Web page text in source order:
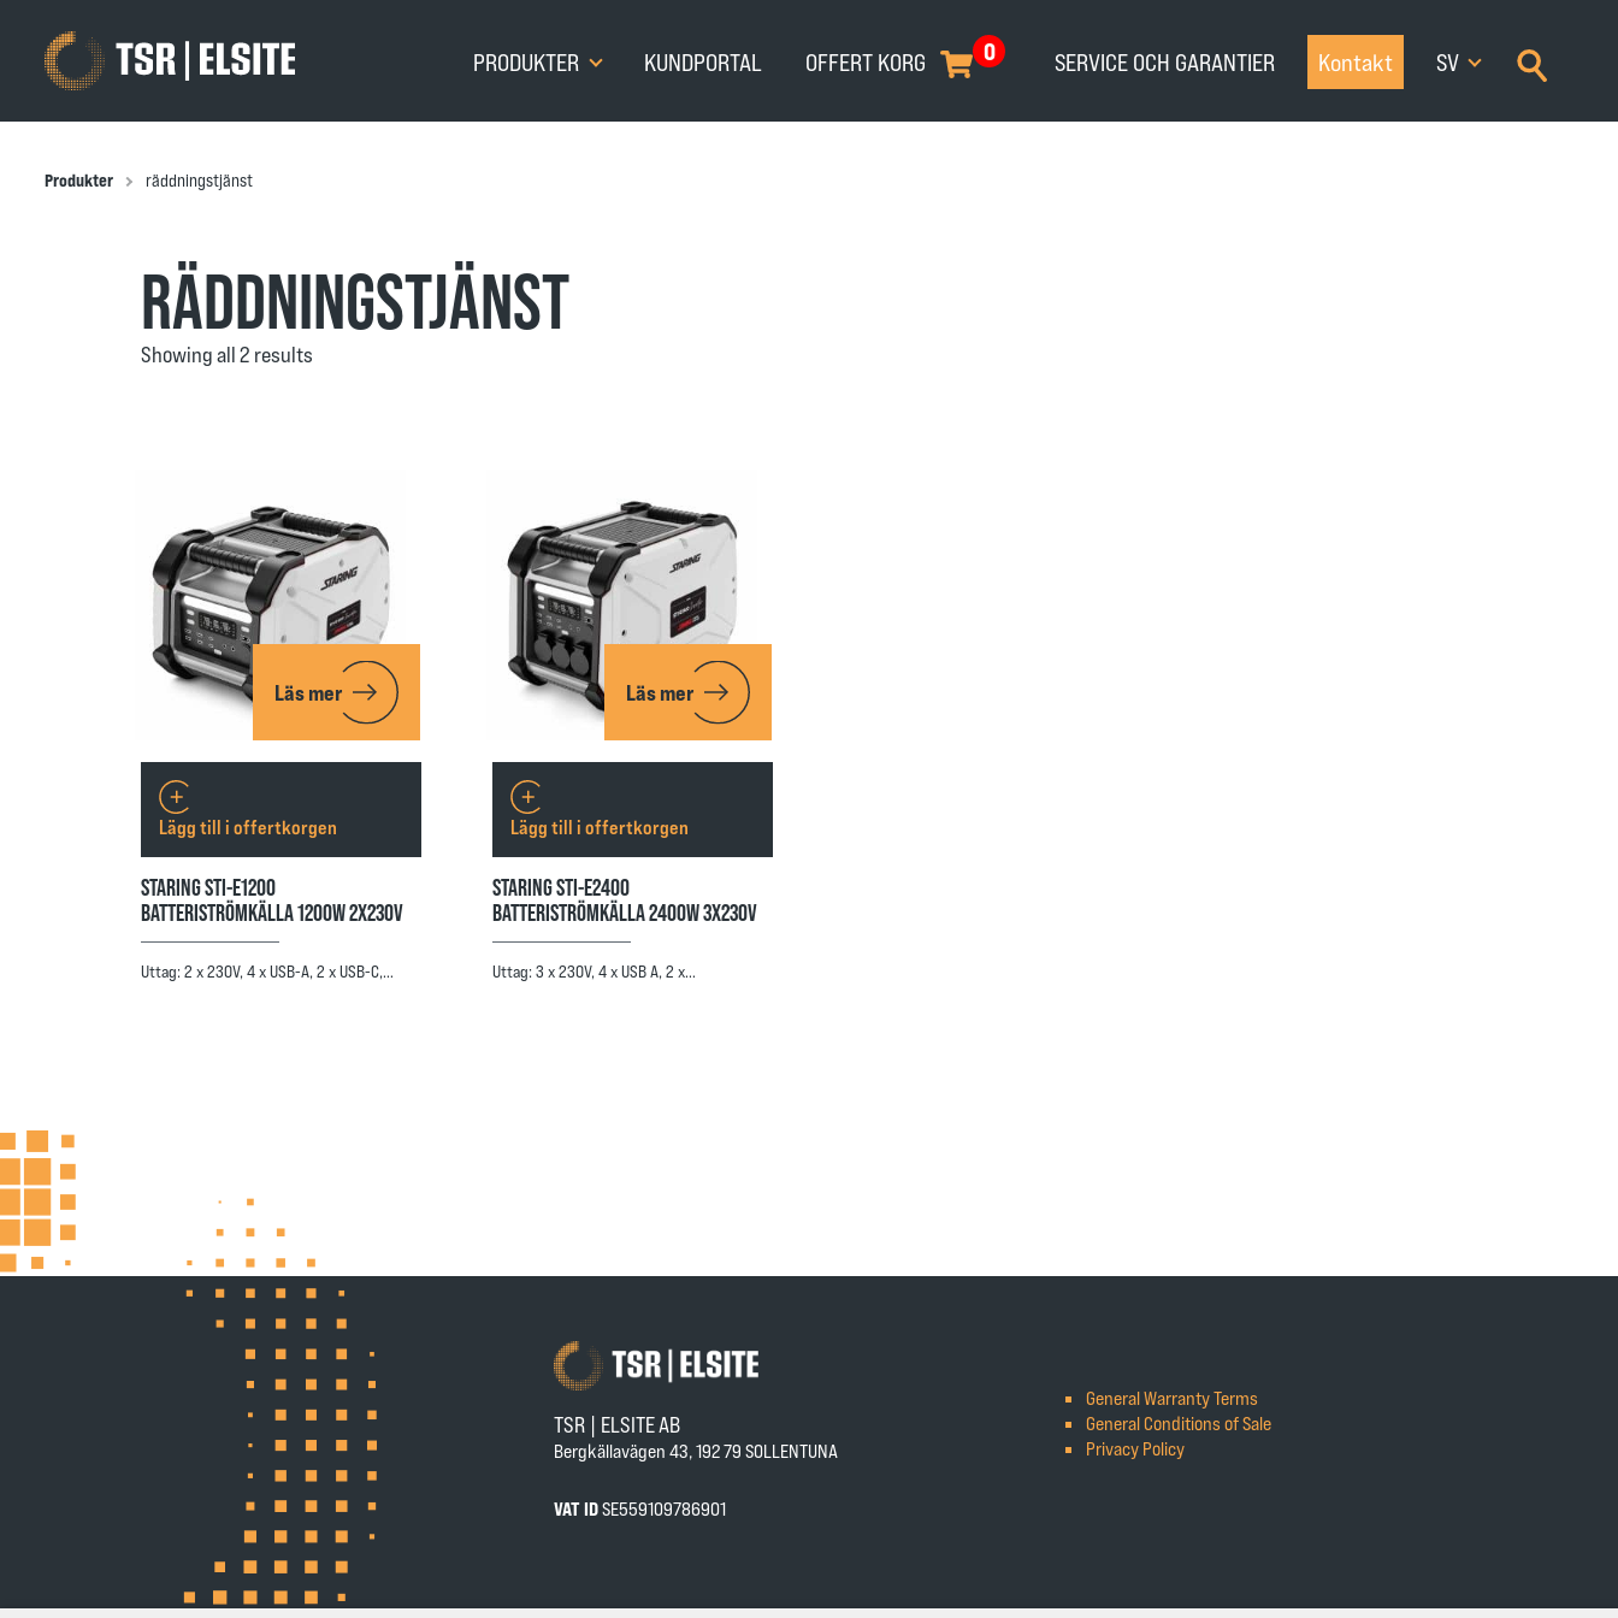
PRODUKTER KUNDPORTAL 0
OFFERT KORG SERVICE OCH GARANTIER Kontakt SV
Produkter räddningstjänst
RÄDDNINGSTJÄNST
Showing all 2 results
Läs mer
STARING STI-E1200
BATTERISTRÖMKÄLLA 1200W 2X230V
Uttag: 2 x 230V, 4 x USB-A, 2 x USB-C,…
Lägg till i offertkorgen
Läs mer
STARING STI-E2400
BATTERISTRÖMKÄLLA 2400W 3X230V
Uttag: 3 x 230V, 4 x USB A, 2 x…
Lägg till i offertkorgen
TSR | ELSITE AB
Bergkällavägen 43, 192 79 SOLLENTUNA
VAT IDSE559109786901
General Warranty Terms
General Conditions of Sale
Privacy Policy